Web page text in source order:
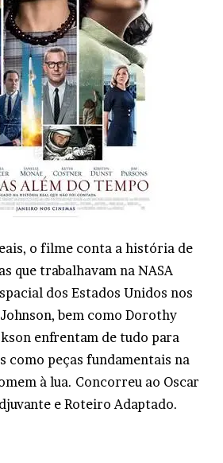
o filme conta a história de
que trabalhavam na NASA
dos Estados Unidos nos
bem como Dorothy
enfrentam de tudo para
como peças fundamentais na
à lua. Concorreu ao Oscar
e Roteiro Adaptado.